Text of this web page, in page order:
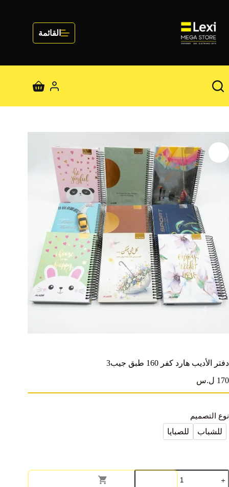
المحتوى
القائمة
عربة
دفتر الأديب هارد كفر 160 طبق جيب3
170 ل.س
نوع التصميم
للشباب للصبايا
كمية
دفتر